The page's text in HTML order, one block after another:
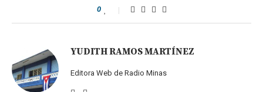
0
YUDITH RAMOS MARTÍNEZ
Editora Web de Radio Minas